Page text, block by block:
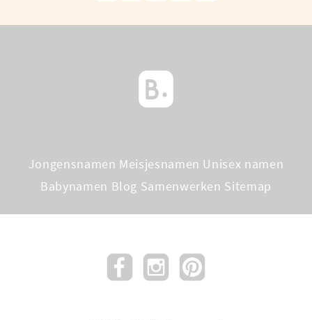
Jongensnamen Meisjesnamen Unisex namen
Babynamen Blog Samenwerken Sitemap